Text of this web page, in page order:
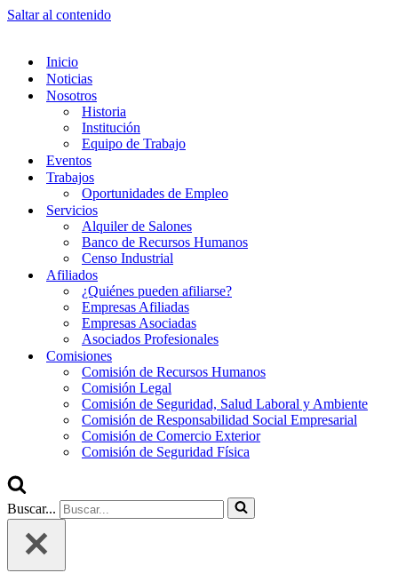
Saltar al contenido
Inicio
Noticias
Nosotros
Historia
Institución
Equipo de Trabajo
Eventos
Trabajos
Oportunidades de Empleo
Servicios
Alquiler de Salones
Banco de Recursos Humanos
Censo Industrial
Afiliados
¿Quiénes pueden afiliarse?
Empresas Afiliadas
Empresas Asociadas
Asociados Profesionales
Comisiones
Comisión de Recursos Humanos
Comisión Legal
Comisión de Seguridad, Salud Laboral y Ambiente
Comisión de Responsabilidad Social Empresarial
Comisión de Comercio Exterior
Comisión de Seguridad Física
Buscar...